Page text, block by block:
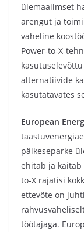
ülemaailmset
arengut ja
vaheline
Power-to-X-
alternatiivide
kasutatavates
European
päikeseparke
ehitab ja käitab
to-X rajatisi
ettevõte on
töötajaga.